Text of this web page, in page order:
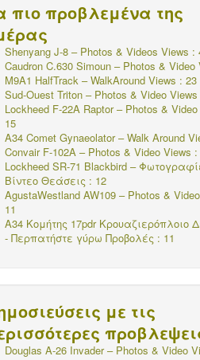
πιο προβλεμένα της
Shenyang J-8 – Photos & Videos Views :
Caudron C.630 Simoun – Photos & Video
M9A1 HalfTrack – WalkAround Views : 23
Sud-Ouest Triton – Photos & Video
Lockheed F-22A Raptor – Photos &
15
A34 Comet Gynaeolator – Walk Around
Convair F-102A – Photos & Video Views
Lockheed SR-71 Blackbird –
Βίντεο Θεάσεις : 12
AgustaWestland AW109 – Photos &
11
A34 Κομήτης 17pdr Κρουαζιερόπλοιο
- Περπατήστε γύρω Προβολές : 11
με τις
Douglas A-26 Invader – Photos & Video